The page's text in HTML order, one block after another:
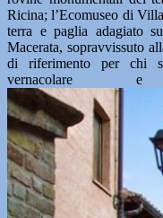
Ricina; l’Ecomuseo di
terra e paglia adagiato
Macerata, sopravvissuto
di riferimento per chi
vernacolare e